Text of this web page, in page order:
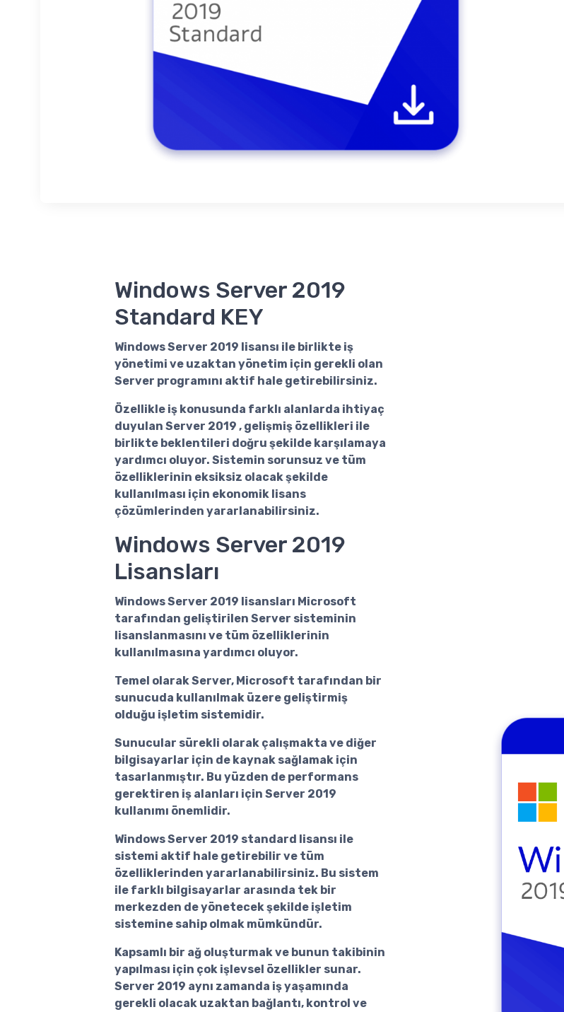
Windows Server 2019
Standard KEY
Windows Server 2019 lisansı ile birlikte iş
yönetimi ve uzaktan yönetim için gerekli olan
Server programını aktif hale getirebilirsiniz.
Özellikle iş konusunda farklı alanlarda ihtiyaç
duyulan Server 2019 , gelişmiş özellikleri ile
birlikte beklentileri doğru şekilde karşılamaya
yardımcı oluyor. Sistemin sorunsuz ve tüm
özelliklerinin eksiksiz olacak şekilde
kullanılması için ekonomik lisans
çözümlerinden yararlanabilirsiniz.
Windows Server 2019
Lisansları
Windows Server 2019 lisansları Microsoft
tarafından geliştirilen Server sisteminin
lisanslanmasını ve tüm özelliklerinin
kullanılmasına yardımcı oluyor.
Temel olarak Server, Microsoft tarafından bir
sunucuda kullanılmak üzere geliştirmiş
olduğu işletim sistemidir.
Sunucular sürekli olarak çalışmakta ve diğer
bilgisayarlar için de kaynak sağlamak için
tasarlanmıştır. Bu yüzden de performans
gerektiren iş alanları için Server 2019
kullanımı önemlidir.
Windows Server 2019 standard lisansı ile
sistemi aktif hale getirebilir ve tüm
özelliklerinden yararlanabilirsiniz. Bu sistem
ile farklı bilgisayarlar arasında tek bir
merkezden de yönetecek şekilde işletim
sistemine sahip olmak mümkündür.
Kapsamlı bir ağ oluşturmak ve bunun takibinin
yapılması için çok işlevsel özellikler sunar.
Server 2019 aynı zamanda iş yaşamında
gerekli olacak uzaktan bağlantı, kontrol ve